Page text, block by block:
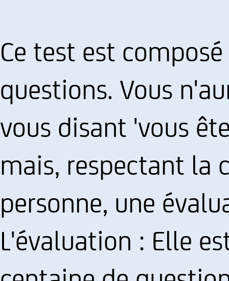
Ce test est
questions. Vous
vous disant 'vous
mais, respectant la
personne, une
L'évaluation : Elle